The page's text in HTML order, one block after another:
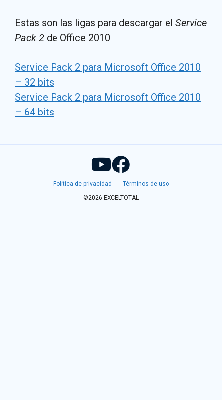
Estas son las ligas para descargar el Service
Pack 2 de Office 2010:
Service Pack 2 para Microsoft Office 2010
– 32 bits
Service Pack 2 para Microsoft Office 2010
– 64 bits
Política de privacidad
Términos de uso
©2026 EXCELTOTAL